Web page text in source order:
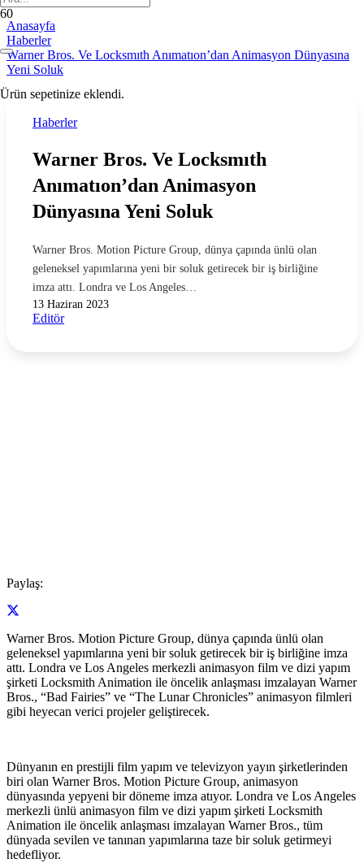
Ürün sepetinize eklendi.
Anasayfa
Haberler
Warner Bros. Ve Locksmıth Anımatıon’dan Animasyon Dünyasına
Yeni Soluk
Haberler
Warner Bros. Ve Locksmıth
Anımatıon’dan Animasyon
Dünyasına Yeni Soluk
Warner Bros. Motion Picture Group, dünya çapında ünlü olan
geleneksel yapımlarına yeni bir soluk getirecek bir iş birliğine
imza attı. Londra ve Los Angeles…
13 Haziran 2023
Editör
Paylaş:
Warner Bros. Motion Picture Group, dünya çapında ünlü olan
geleneksel yapımlarına yeni bir soluk getirecek bir iş birliğine imza
attı. Londra ve Los Angeles merkezli animasyon film ve dizi yapım
şirketi Locksmith Animation ile öncelik anlaşması imzalayan Warner
Bros., “Bad Fairies” ve “The Lunar Chronicles” animasyon filmleri
gibi heyecan verici projeler geliştirecek.
Dünyanın en prestijli film yapım ve televizyon yayın şirketlerinden
biri olan Warner Bros. Motion Picture Group, animasyon
dünyasında yepyeni bir döneme imza atıyor. Londra ve Los Angeles
merkezli ünlü animasyon film ve dizi yapım şirketi Locksmith
Animation ile öncelik anlaşması imzalayan Warner Bros., tüm
dünyada sevilen ve tanınan yapımlarına taze bir soluk getirmeyi
hedefliyor.